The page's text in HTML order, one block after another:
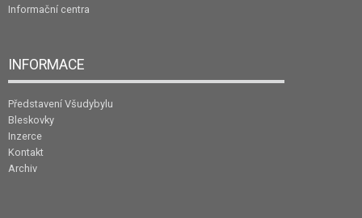
Informační centra
INFORMACE
Představení Všudybylu
Bleskovky
Inzerce
Kontakt
Archiv